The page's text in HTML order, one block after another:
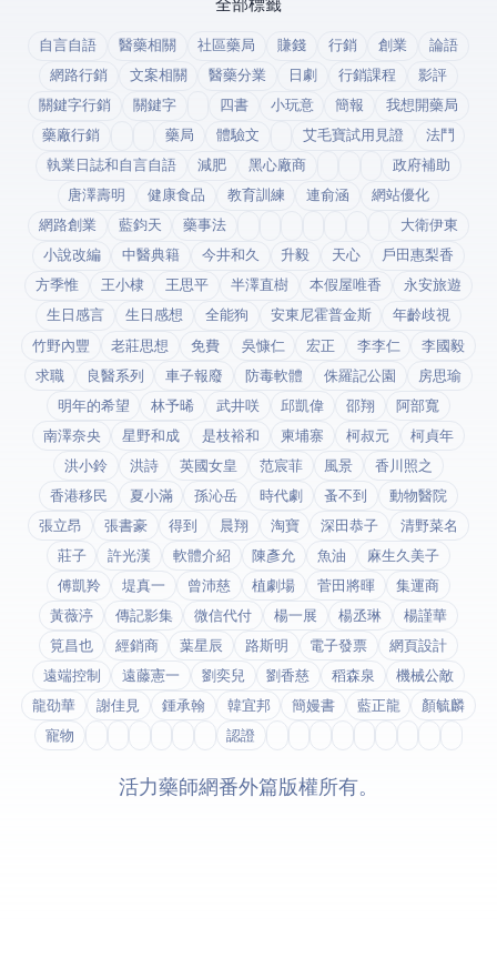
全部標籤
自言自語 醫藥相關 社區藥局 賺錢 行銷 創業
論語
網路行銷
文案相關 醫藥分業 日劇 行銷課程
影評
關鍵字行銷
關鍵字 四書 小玩意 簡報
我想開藥局
藥廠行銷
藥局 體驗文 艾毛寶試用見證
法鬥
執業日誌和自言自語
減肥 黑心廠商
政府補助
唐澤壽明
健康食品 教育訓練 連俞涵
網站優化
網路創業
藍鈞天 藥事法
大衛伊東
小說改編
中醫典籍 今井和久 升毅 天心
戶田惠梨香
方季惟
王小棣 王思平 半澤直樹 本假屋唯香
永安旅遊
生日感言
生日感想 全能狗 安東尼霍普金斯
年齡歧視
竹野內豐
老莊思想 免費 吳慷仁 宏正 李李仁
李國毅
求職
良醫系列 車子報廢 防毒軟體 侏羅記公園
房思瑜
明年的希望
林予晞 武井咲 邱凱偉 邵翔
阿部寬
南澤奈央
星野和成 是枝裕和 柬埔寨 柯叔元
柯貞年
洪小鈴
洪詩 英國女皇 范宸菲 風景
香川照之
香港移民
夏小滿 孫沁岳 時代劇 蚤不到
動物醫院
張立昂
張書豪 得到app 晨翔 淘寶 深田恭子
清野菜名
莊子
許光漢 軟體介紹 陳彥允 魚油
麻生久美子
傅凱羚
堤真一 曾沛慈 植劇場 菅田將暉
集運商
黃薇渟
傳記影集 微信代付 楊一展 楊丞琳
楊謹華
筧昌也
經銷商 葉星辰 路斯明 電子發票
網頁設計
遠端控制
遠藤憲一 劉奕兒 劉香慈 稻森泉
機械公敵
龍劭華
謝佳見 鍾承翰 韓宜邦 簡嫚書 藍正龍
顏毓麟
寵物
fda認證
© 2026 活力藥師網番外篇. 版權所有。